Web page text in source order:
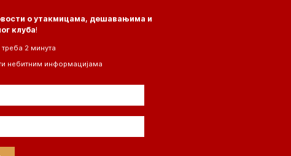
о утакмицама, дешавањима и
клуба!
треба 2 минута
небитним информацијама